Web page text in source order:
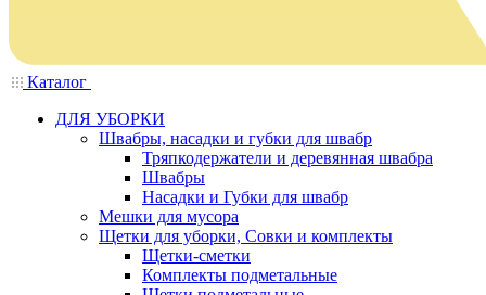
Каталог
ДЛЯ УБОРКИ
Швабры, насадки и губки для швабр
Тряпкодержатели и деревянная швабра
Швабры
Насадки и Губки для швабр
Мешки для мусора
Щетки для уборки, Совки и комплекты
Щетки-сметки
Комплекты подметальные